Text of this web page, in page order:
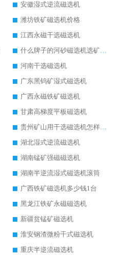
安徽湿式逆流磁选机
潍坊铁矿磁选机价格
江西永磁干选磁选机
什么牌子的河砂磁选机选矿效果好
河南干选磁选机
广东黑钨矿湿式磁选机
广西永磁铁矿磁选机
甘肃高梯度平板磁选机
贵州矿山用干选磁选机怎样调磁
湖北湿式逆流磁选机
湖南锰矿强磁磁选机
湖南半逆流湿式磁选机滚筒
广西铁矿磁选机多少钱1台
黑龙江铁矿永磁磁选机
新疆贫锰矿磁选机
淮安钢渣微粉干式磁选机
重庆半逆流磁选机